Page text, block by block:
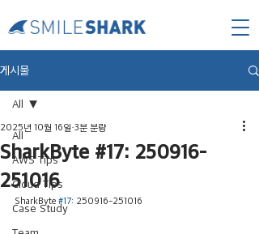
게시물
All
AWS Tips
Cloud Tips
Case Study
All
SharkByte #17: 250916-
251016
2025년 10월 16일 3분 분량
SharkByte #17: 250916-251016